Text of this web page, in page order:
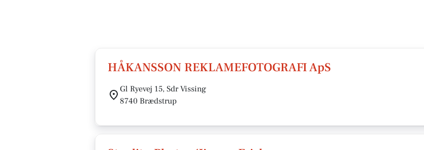
HÅKANSSON REKLAMEFOTOGRAFI ApS
Gl Ryevej 15, Sdr Vissing
8740 Brædstrup